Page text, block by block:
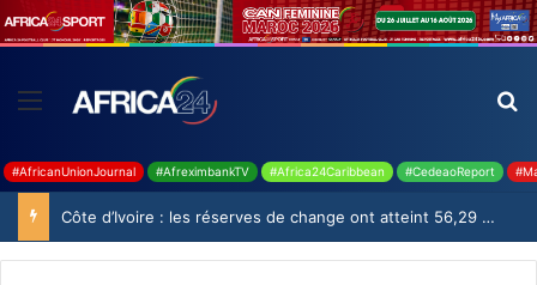
#AfricanUnionJournal #AfreximbankTV #Africa24Caribbean #CedeaoReport
Côte d’Ivoire : les réserves de change ont atteint 56,29 milliards USD en juillet